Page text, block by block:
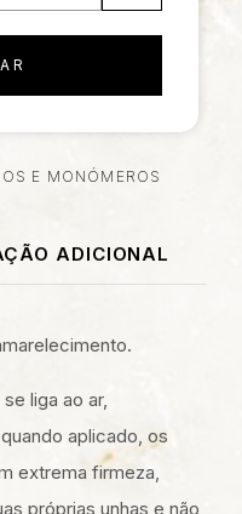
E MONÓMEROS
ADICIONAL
liga ao ar,
aplicado, os
extrema firmeza,
próprias unhas e não